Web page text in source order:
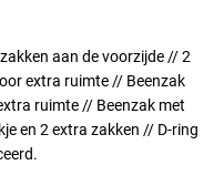
aan de voorzijde // 2
extra ruimte // Beenzak
ruimte // Beenzak met
en 2 extra zakken // D-ring